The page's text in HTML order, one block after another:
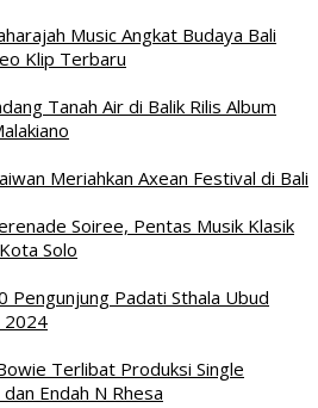
Music Angkat Budaya Bali
Klip Terbaru
Tanah Air di Balik Rilis Album
Meriahkan Axean Festival di Bali
Soiree, Pentas Musik Klasik
Solo
Pengunjung Padati Sthala Ubud
2024
Terlibat Produksi Single
Endah N Rhesa